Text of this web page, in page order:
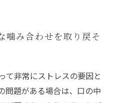
噛み合わせを取り戻そ
て非常にストレスの要因と
問題がある場合は、口の中